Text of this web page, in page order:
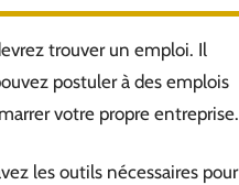
trouver un emploi. Il
postuler à des emplois
votre propre entreprise.
les outils nécessaires pour